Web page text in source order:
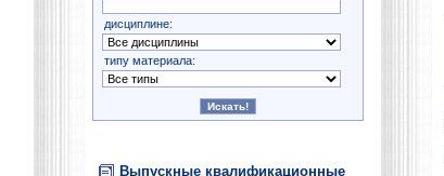
дисциплине:
типу материала:
Выпускные квалификационные